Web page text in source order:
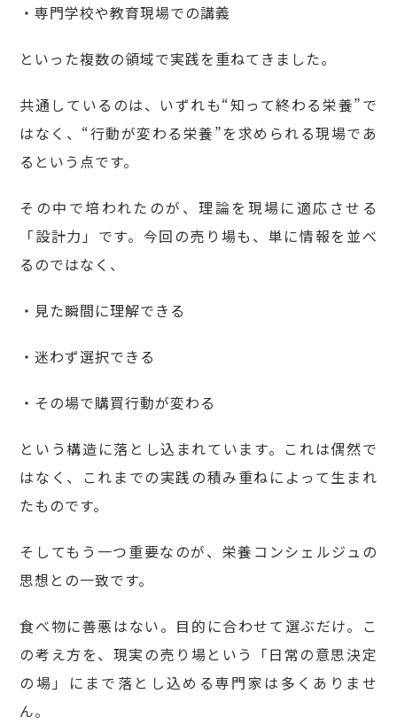
・専門学校や教育現場での講義
といった複数の領域で実践を重ねてきました。
共通しているのは、いずれも“知って終わる栄養”で
はなく、“行動が変わる栄養”を求められる現場であ
るという点です。
その中で培われたのが、理論を現場に適応させる
「設計力」です。今回の売り場も、単に情報を並べ
るのではなく、
・見た瞬間に理解できる
・迷わず選択できる
・その場で購買行動が変わる
という構造に落とし込まれています。これは偶然で
はなく、これまでの実践の積み重ねによって生まれ
たものです。
そしてもう一つ重要なのが、栄養コンシェルジュの
思想との一致です。
食べ物に善悪はない。目的に合わせて選ぶだけ。こ
の考え方を、現実の売り場という「日常の意思決定
の場」にまで落とし込める専門家は多くありませ
ん。